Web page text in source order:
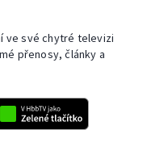
ve své chytré televizi
přenosy, články a